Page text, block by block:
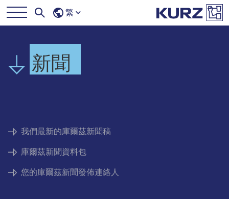
繁
新聞
我們最新的庫爾茲新聞稿
庫爾茲新聞資料包
您的庫爾茲新聞發佈連絡人